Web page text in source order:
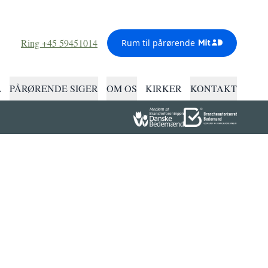
Ring +45 59451014 Rum til pårørende
PÅRØRENDE SIGER OM OS KIRKER KONTAKT